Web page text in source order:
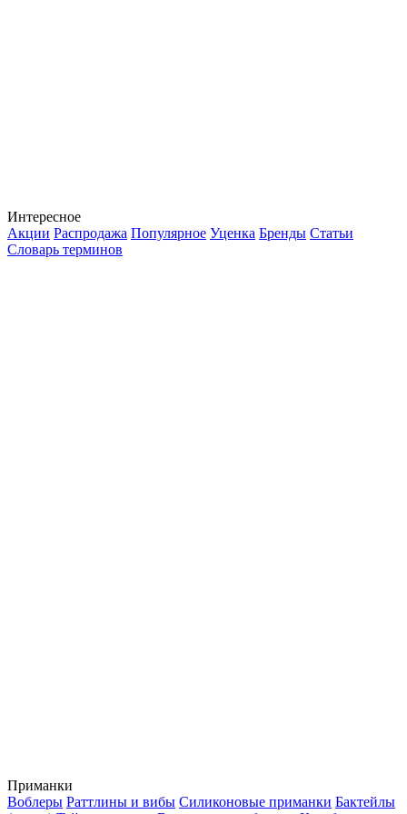
Интересное
Акции Распродажа Популярное Уценка Бренды Статьи
Словарь терминов
Приманки
Воблеры Раттлины и вибы Силиконовые приманки Бактейлы